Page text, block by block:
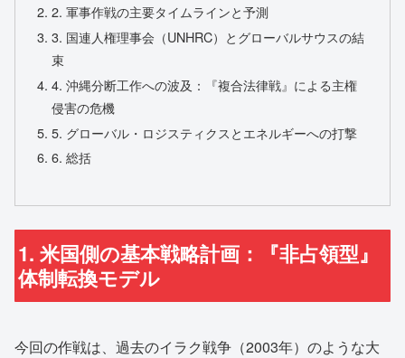
2. 軍事作戦の主要タイムラインと予測
3. 国連人権理事会（UNHRC）とグローバルサウスの結
束
4. 沖縄分断工作への波及：『複合法律戦』による主権
侵害の危機
5. グローバル・ロジスティクスとエネルギーへの打撃
6. 総括
1. 米国側の基本戦略計画：『非占領型』
体制転換モデル
今回の作戦は、過去のイラク戦争（2003年）のような大